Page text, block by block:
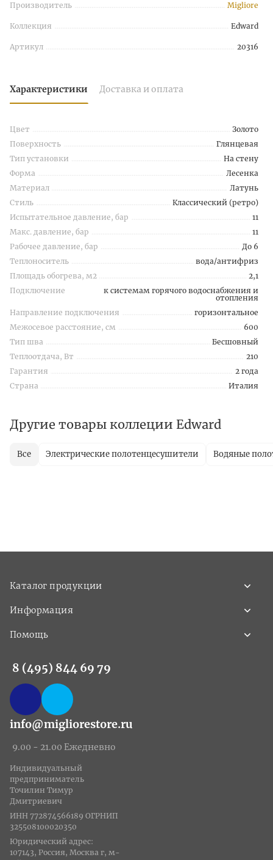
Производитель Migliore
Коллекция Edward
Артикул 20316
Характеристики Доставка и оплата
Цвет
Золото
Поверхность
Глянцевая
Тип установки
На стену
Форма
Лесенка
Материал
Латунь
Стиль
Классический (ретро)
Испытательное давление, бар
11
Макс. давление, бар
11
Рабочее давление, бар
До 6
Теплоноситель
вода/антифриз
Площадь обогрева, м2
2,1
Подключение
к системам горячого водоснабжения и
отопления
Направление подключения
горизонтальное
Межосевое расстояние, см
600
Тип шва
Бесшовный
Теплоотдача, Вт
210
Гарантия
2 года
Страна
Италия
Другие товары коллеции Edward
Все Электрические полотенцесушители Водяные
Каталог продукции
Информация
Помощь
8 (495) 844 69 79
info@migliorestore.ru
9.00 - 21.00 Ежедневно
Индивидуальный
предприниматель
Точилин Тимур
Дмитриевич
ИНН 772874566189 ОГРНИП
325508100020350
Юридический адрес:
107143, Россия, Москва г, м-